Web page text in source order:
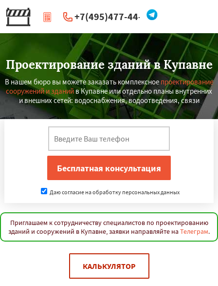
+7(495)477-44-66
| Перезвоните мне
Проектирование зданий в Купавне
В нашем бюро вы можете заказать комплексное проектирование
сооружений и зданийв Купавне или отдельно планы внутренних
и внешних сетей: водоснабжения, водоотведения, связи
Даю согласие на обработку персональных данных
Приглашаем к сотрудничеству специалистов по проектированию
зданий и сооружений в Купавне, заявки направляйте на Телеграм.
КАЛЬКУЛЯТОР